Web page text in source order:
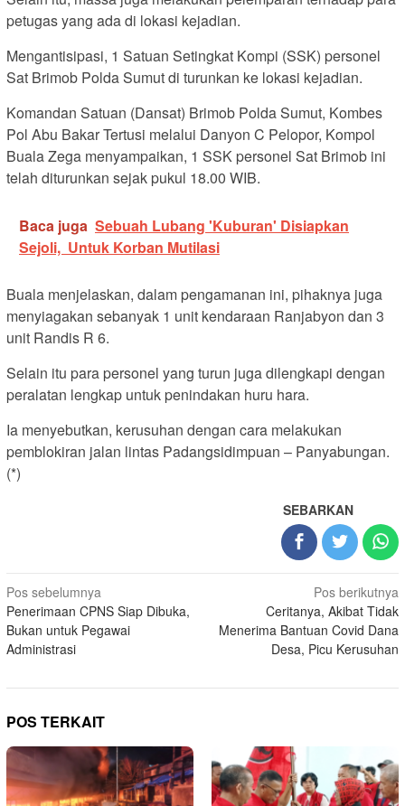
petugas yang ada di lokasi kejadian.
Mengantisipasi, 1 Satuan Setingkat Kompi (SSK) personel
Sat Brimob Polda Sumut di turunkan ke lokasi kejadian.
Komandan Satuan (Dansat) Brimob Polda Sumut, Kombes
Pol Abu Bakar Tertusi melalui Danyon C Pelopor, Kompol
Buala Zega menyampaikan, 1 SSK personel Sat Brimob ini
telah diturunkan sejak pukul 18.00 WIB.
Baca juga Sebuah Lubang 'Kuburan' Disiapkan
Sejoli, Untuk Korban Mutilasi
Buala menjelaskan, dalam pengamanan ini, pihaknya juga
menyiagakan sebanyak 1 unit kendaraan Ranjabyon dan 3
unit Randis R 6.
Selain itu para personel yang turun juga dilengkapi dengan
peralatan lengkap untuk penindakan huru hara.
Ia menyebutkan, kerusuhan dengan cara melakukan
pemblokiran jalan lintas Padangsidimpuan – Panyabungan.
(*)
SEBARKAN
Navigasi
pos
Pos sebelumnya
Penerimaan CPNS Siap Dibuka,
Bukan untuk Pegawai
Administrasi
Pos berikutnya
Ceritanya, Akibat Tidak
Menerima Bantuan Covid Dana
Desa, Picu Kerusuhan
POS TERKAIT